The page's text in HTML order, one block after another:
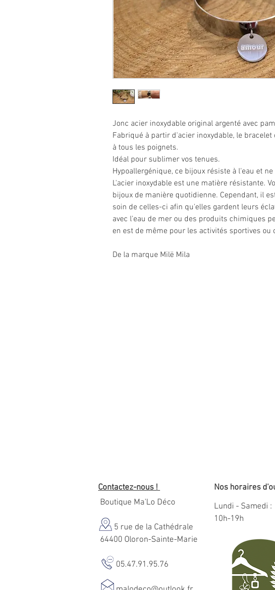
Jonc acier inoxydable original argenté avec
Fabriqué à partir d'acier inoxydable, le
à tous les poignets.
Idéal pour sublimer vos tenues.
Hypoallergénique, ce bijoux résiste à l'eau et
L'acier inoxydable est une matière résistante.
bijoux de manière quotidienne. Cependant, il
soin de celles-ci afin qu'elles gardent leurs
avec l'eau de mer ou des produits chimiques
en est de même pour les activités sportives ou
De la marque Milë Mila
Contactez-nous !
Boutique Ma'Lo Déco
5 rue de la Cathédrale
64400 Oloron-Sainte-Marie
05.47.91.95.76
Nos horaires
Lundi - Samedi :
10h-19h